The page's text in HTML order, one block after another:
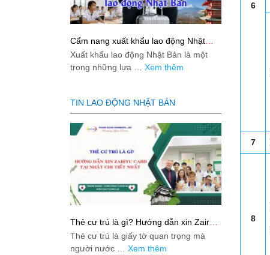
6
7
8
Cẩm nang xuất khẩu lao động Nhật
Bản từ A-Z
Xuất khẩu lao động Nhật Bản là một
trong những lựa … Xem thêm
TIN LAO ĐỘNG NHẬT BẢN
Thẻ cư trú là gì? Hướng dẫn xin Zairyu
Card tại Nhật chi tiết nhất
Thẻ cư trú là giấy tờ quan trọng mà
người nước … Xem thêm